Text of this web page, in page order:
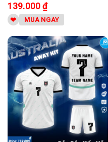
139.000₫
MUA NGAY